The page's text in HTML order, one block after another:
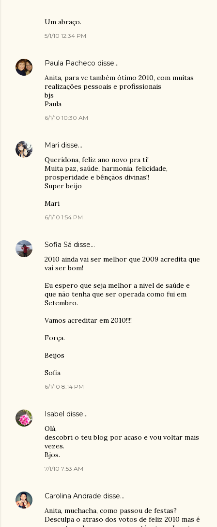
Um abraço.
5/1/10 12:34 PM
Paula Pacheco disse…
Anita, para vc também ótimo 2010, com muitas
realizações pessoais e profissionais
bjs
Paula
6/1/10 10:30 AM
Mari disse…
Queridona, feliz ano novo pra ti!
Muita paz, saúde, harmonia, felicidade,
prosperidade e bênçãos divinas!!
Super beijo
Mari
6/1/10 1:54 PM
Sofia Sá disse…
2010 ainda vai ser melhor que 2009 acredita que
vai ser bom!
Eu espero que seja melhor a nivel de saúde e
que não tenha que ser operada como fui em
Setembro.
Vamos acreditar em 2010!!!!
Força.
Beijos
Sofia
6/1/10 8:14 PM
Isabel disse…
Olá,
descobri o teu blog por acaso e vou voltar mais
vezes.
Bjos.
7/1/10 7:53 AM
Carolina Andrade disse…
Anita, muchacha, como passou de festas?
Desculpa o atraso dos votos de feliz 2010 mas é